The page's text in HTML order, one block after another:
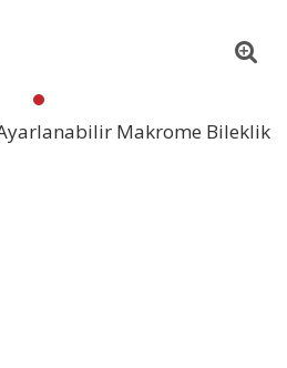
Makrome Bileklik